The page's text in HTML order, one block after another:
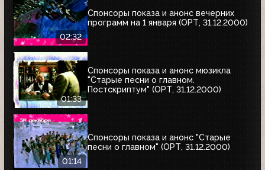
02:32
Спонсоры показа и анонс вечерних
программ на 1 января (ОРТ, 31.12.2000)
01:33
Спонсоры показа и анонс мюзикла
"Старые песни о главном.
Постскриптум" (ОРТ, 31.12.2000)
01:14
Спонсоры показа и анонс "Старые
песни о главном" (ОРТ, 31.12.2000)